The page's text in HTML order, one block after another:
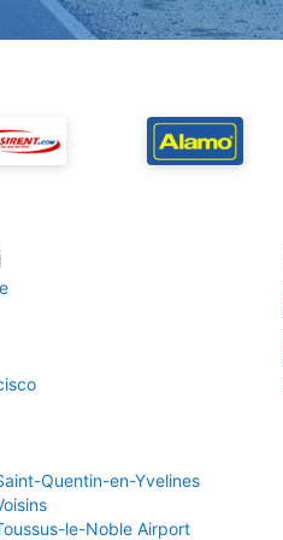
Quentin-en-Yvelines
le-Noble Airport